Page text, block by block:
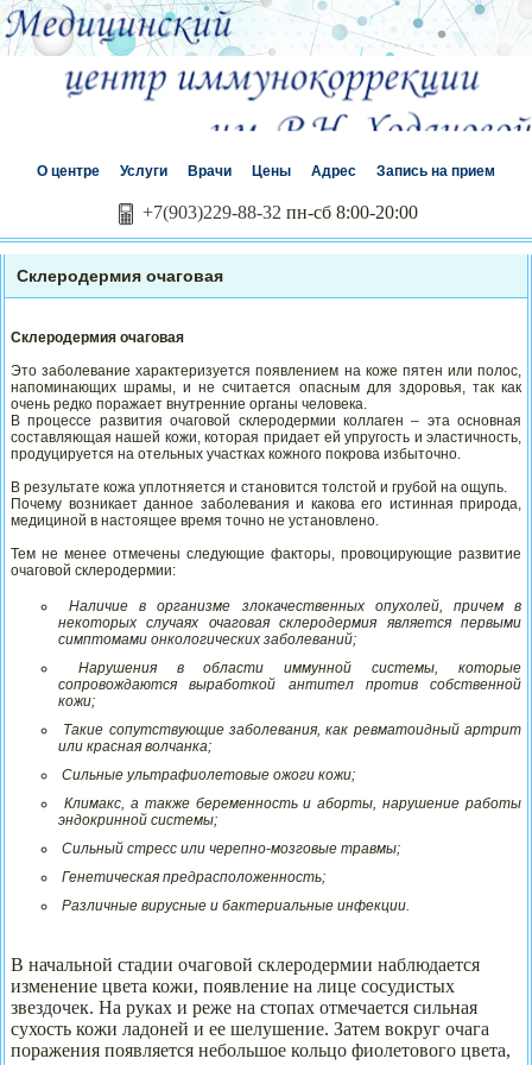
О центре Услуги Врачи Цены Адрес Запись на прием
+7(903)229-88-32 пн-сб 8:00-20:00
Склеродермия очаговая
Склеродермия очаговая
Это заболевание характеризуется появлением на коже пятен или полос,
напоминающих шрамы, и не считается опасным для здоровья, так как
очень редко поражает внутренние органы человека.
В процессе развития очаговой склеродермии коллаген – эта основная
составляющая нашей кожи, которая придает ей упругость и эластичность,
продуцируется на отельных участках кожного покрова избыточно.
В результате кожа уплотняется и становится толстой и грубой на ощупь.
Почему возникает данное заболевания и какова его истинная природа,
медициной в настоящее время точно не установлено.
Тем не менее отмечены следующие факторы, провоцирующие развитие
очаговой склеродермии:
Наличие в организме злокачественных опухолей, причем в
некоторых случаях очаговая склеродермия является первыми
симптомами онкологических заболеваний;
Нарушения в области иммунной системы, которые
сопровождаются выработкой антител против собственной
кожи;
Такие сопутствующие заболевания, как ревматоидный артрит
или красная волчанка;
Сильные ультрафиолетовые ожоги кожи;
Климакс, а также беременность и аборты, нарушение работы
эндокринной системы;
Сильный стресс или черепно-мозговые травмы;
Генетическая предрасположенность;
Различные вирусные и бактериальные инфекции.
В начальной стадии очаговой склеродермии наблюдается
изменение цвета кожи, появление на лице сосудистых
звездочек. На руках и реже на стопах отмечается сильная
сухость кожи ладоней и ее шелушение. Затем вокруг очага
поражения появляется небольшое кольцо фиолетового цвета,